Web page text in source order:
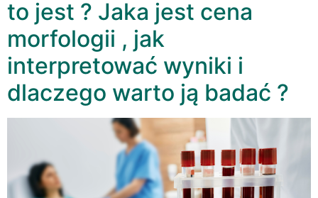
to jest ? Jaka jest cena
morfologii , jak
interpretować wyniki i
dlaczego warto ją badać ?